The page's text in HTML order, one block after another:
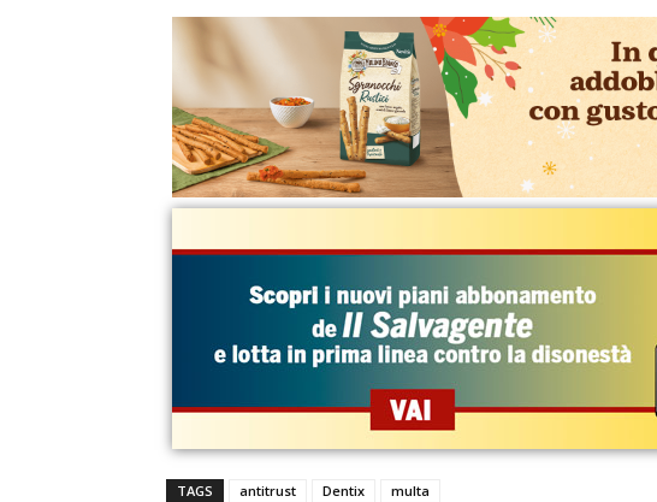
TAGS antitrust Dentix multa